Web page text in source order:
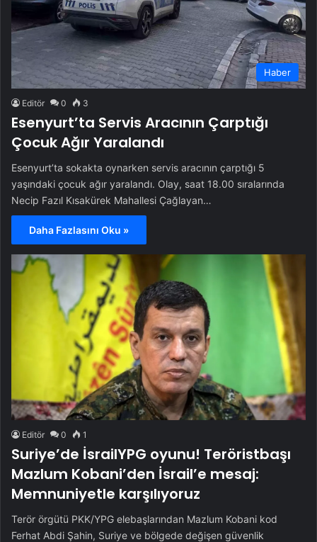
Haber
Editör 0 3
Esenyurt’ta Servis Aracının Çarptığı
Çocuk Ağır Yaralandı
Esenyurt’ta sokakta oynarken servis aracının çarptığı 5
yaşındaki çocuk ağır yaralandı. Olay, saat 18.00 sıralarında
Necip Fazıl Kısakürek Mahallesi Çağlayan…
Daha Fazlasını Oku »
Editör 0 1
Suriye’de İsrailYPG oyunu! Teröristbaşı
Mazlum Kobani’den İsrail’e mesaj:
Memnuniyetle karşılıyoruz
Terör örgütü PKK/YPG elebaşlarından Mazlum Kobani kod
Ferhat Abdi Şahin, Suriye ve bölgede değişen güvenlik